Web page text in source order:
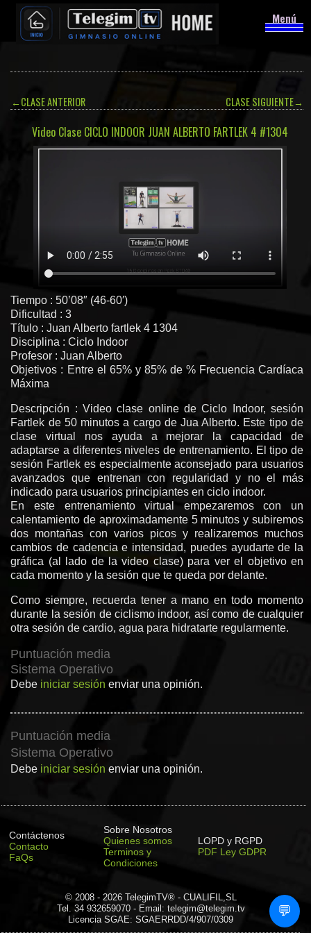
Menú
←CLASE ANTERIOR CLASE SIGUIENTE→
Video Clase CICLO INDOOR JUAN ALBERTO FARTLEK 4 #1304
Tiempo : 50’08″ (46-60′)
Dificultad : 3
Título : Juan Alberto fartlek 4 1304
Disciplina : Ciclo Indoor
Profesor : Juan Alberto
Objetivos : Entre el 65% y 85% de % Frecuencia Cardíaca
Máxima
Descripción : Video clase online de Ciclo Indoor, sesión
Fartlek de 50 minutos a cargo de Jua Alberto. Este tipo de
clase virtual nos ayuda a mejorar la capacidad de
adaptarse a diferentes niveles de entrenamiento. El tipo de
sesión Fartlek es especialmente aconsejado para usuarios
avanzados que entrenan con regularidad y no el más
indicado para usuarios principiantes en ciclo indoor.
En este entrenamiento virtual empezaremos con un
calentamiento de aproximadamente 5 minutos y subiremos
dos montañas con varios picos y realizaremos muchos
cambios de cadencia e intensidad, puedes ayudarte de la
gráfica (al lado de la video clase) para ver el objetivo en
cada momento y la sesión que te queda por delante.
Como siempre, recuerda tener a mano en todo momento
durante la sesión de ciclismo indoor, así como de cualquier
otra sesión de cardio, agua para hidratarte regularmente.
Puntuación media
Sistema Operativo
Debe iniciar sesión enviar una opinión.
Puntuación media
Sistema Operativo
Debe iniciar sesión enviar una opinión.
Contáctenos
Contacto
FaQs
Sobre Nosotros
Quienes somos
Terminos y
Condiciones
LOPD y RGPD
PDF Ley GDPR
© 2008 - 2026 TelegimTV® - CUALIFIL,SL
Tel. 34 932659070 - Email: telegim@telegim.tv
Licencia SGAE: SGAERRDD/4/907/0309
💬